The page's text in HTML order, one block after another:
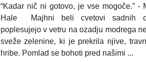
“Kadar nič ni gotovo, je vse mogoče.” -
Hale Majhni beli cvetovi sadnih
poplesujejo v vetru na ozadju modrega
sveže zelenine, ki je prekrila njive,
hribe. Pomlad se bohoti pred našimi ...